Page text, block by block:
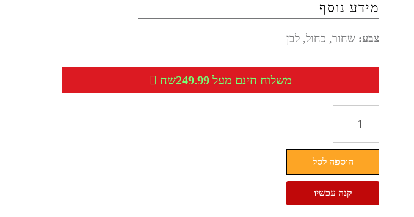
מידע נוסף
צבע: שחור, כחול, לבן
משלוח חינם מעל 249.99שח
קלמר
PUMA
הוספה לסל
קנה עכשיו